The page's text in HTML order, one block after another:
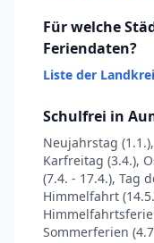
Für welche
Feriendaten?
Liste der
Schulfrei in
Neujahrstag
Karfreitag (3.4.),
(7.4. - 17.4.), Tag
Himmelfahrt
Sommerferien